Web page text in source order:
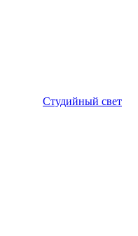
Студийный свет